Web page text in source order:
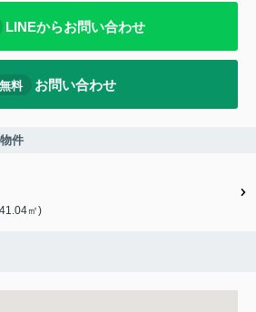
LINEからお問い合わせ
無料 お問い合わせ
件
㎡)